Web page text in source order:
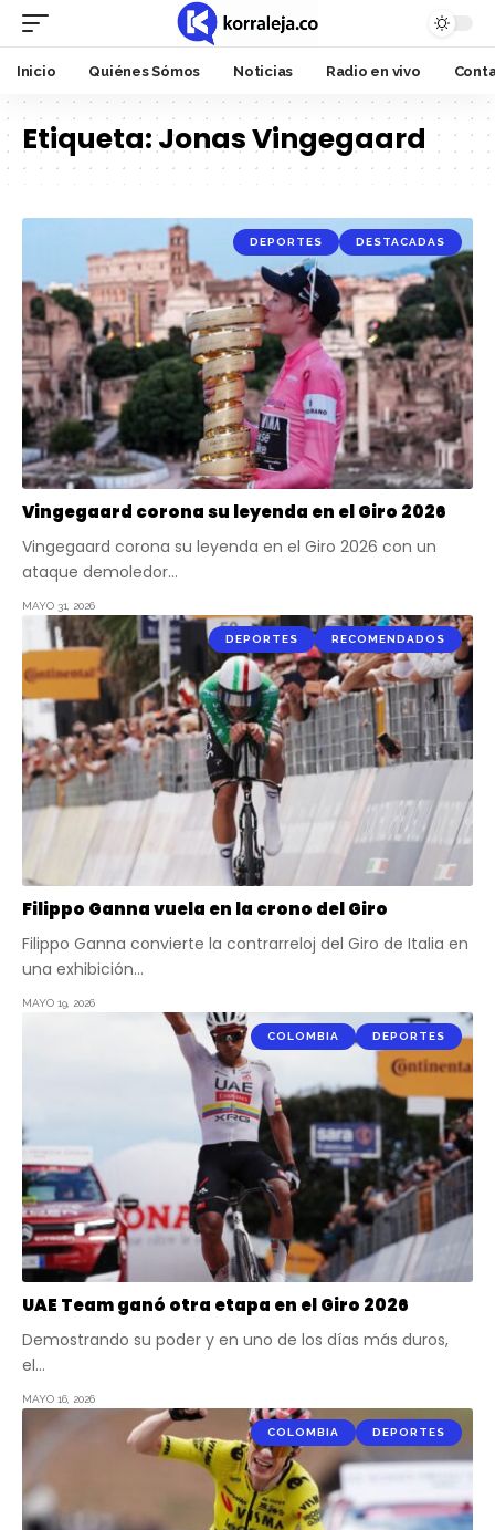
Inicio Quiénes Sómos Noticias Radio en vivo
Etiqueta:Jonas Vingegaard
DEPORTES DESTACADAS
Vingegaard corona su leyenda en el Giro 2026
Vingegaard corona su leyenda en el Giro 2026 con un
ataque demoledor…
MAYO 31, 2026
DEPORTES RECOMENDADOS
Filippo Ganna vuela en la crono del Giro
Filippo Ganna convierte la contrarreloj del Giro de Italia en
una exhibición…
MAYO 19, 2026
COLOMBIA DEPORTES
UAE Team ganó otra etapa en el Giro 2026
Demostrando su poder y en uno de los días más duros,
el…
MAYO 16, 2026
COLOMBIA DEPORTES